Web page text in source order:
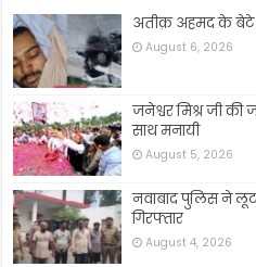
अतीक़ अहमद के बेटे
August 6, 2026
जनेश्वर मिश्र जी की
साथ मनायी
August 5, 2026
नवाबाद पुलिस ने लूट
गिरफ्तार
August 4, 2026